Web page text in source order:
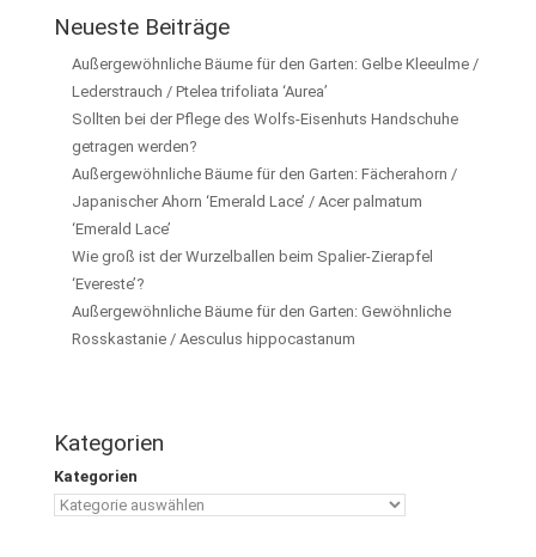
Neueste Beiträge
Außergewöhnliche Bäume für den Garten: Gelbe Kleeulme /
Lederstrauch / Ptelea trifoliata ‘Aurea’
Sollten bei der Pflege des Wolfs-Eisenhuts Handschuhe
getragen werden?
Außergewöhnliche Bäume für den Garten: Fächerahorn /
Japanischer Ahorn ‘Emerald Lace’ / Acer palmatum
‘Emerald Lace’
Wie groß ist der Wurzelballen beim Spalier-Zierapfel
‘Evereste’?
Außergewöhnliche Bäume für den Garten: Gewöhnliche
Rosskastanie / Aesculus hippocastanum
Kategorien
Kategorien